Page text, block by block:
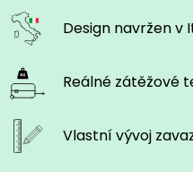
Design navrženv
Reálné zátěžové
Vlastní vývoj